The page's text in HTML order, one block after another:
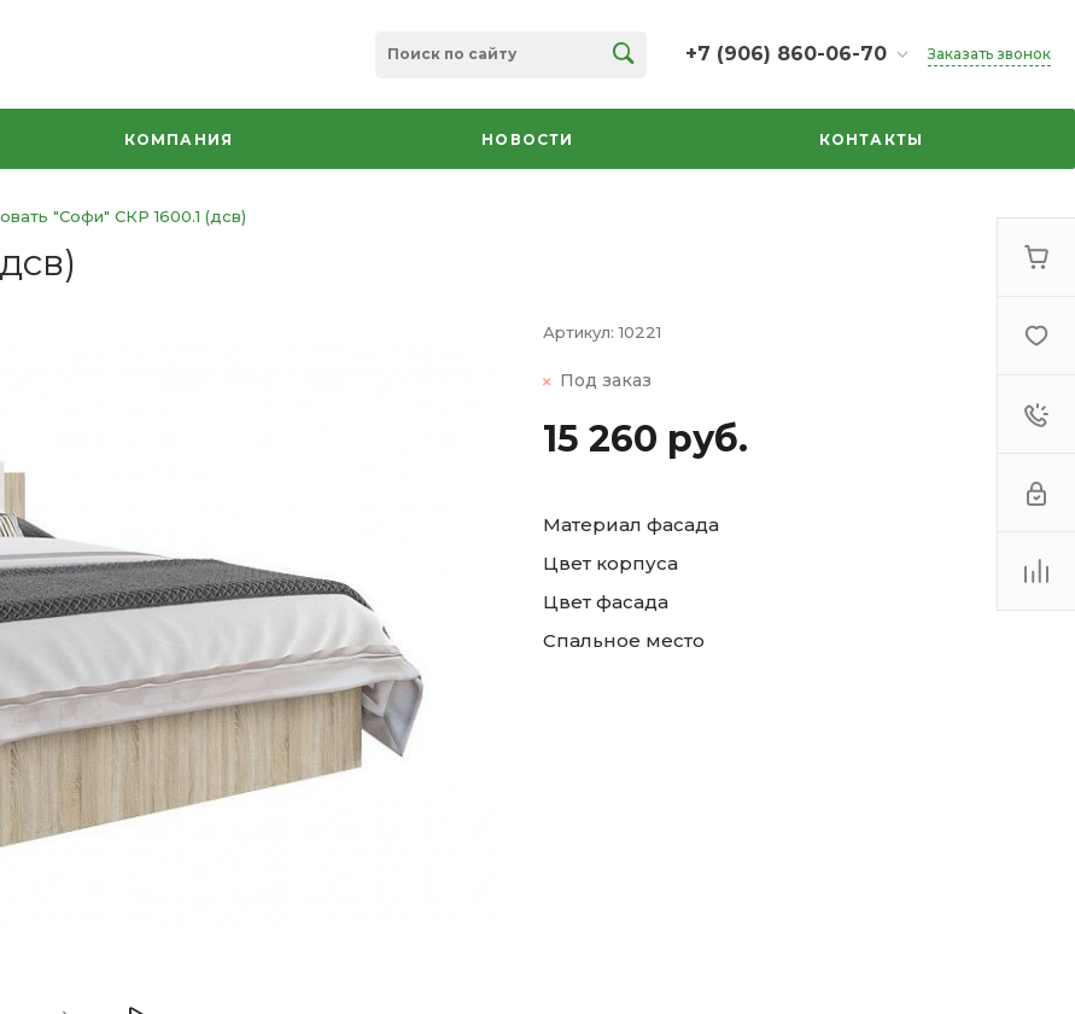
+7 (906) 860-06-70
+7 (906) 860-06-70
г. Челябинск, ТК Кольцо,
секция 35
Заказать звонок
КОМПАНИЯ НОВОСТИ КОНТАКТЫ
"Софи" СКР 1600.1 (дсв)
Артикул:10221
Под заказ
15 260 руб.
Материал фасада
Цвет корпуса
Цвет фасада
Спальное место